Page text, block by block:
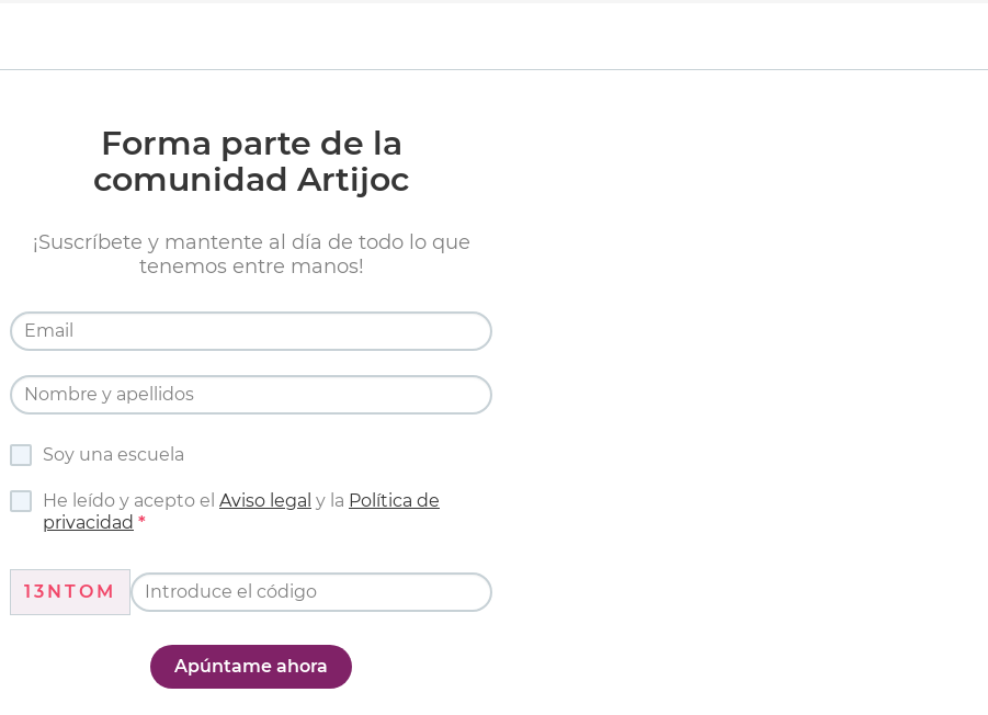
Forma parte de la
comunidad Artijoc
¡Suscríbete y mantente al día de todo lo que
tenemos entre manos!
Soy una escuela
He leído y acepto el Aviso legal y la Política de
privacidad
13NTOM
Apúntame ahora